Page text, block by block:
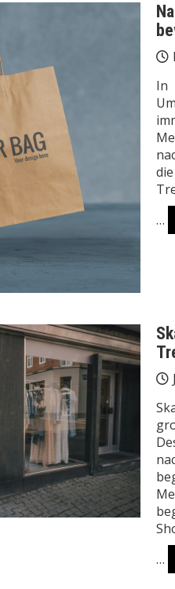
…
…